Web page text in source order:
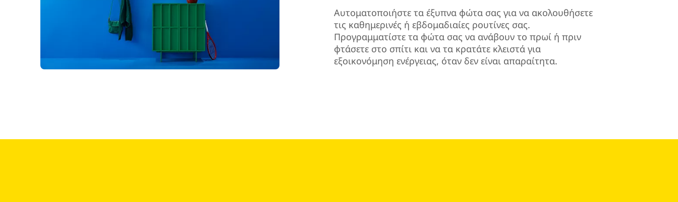
Αυτοματοποιήστε τα έξυπνα φώτα σας για να ακολουθήσετε
τις καθημερινές ή εβδομαδιαίες ρουτίνες σας.
Προγραμματίστε τα φώτα σας να ανάβουν το πρωί ή πριν
φτάσετε στο σπίτι και να τα κρατάτε κλειστά για
εξοικονόμηση ενέργειας, όταν δεν είναι απαραίτητα.